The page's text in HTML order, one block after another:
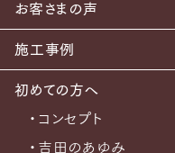
お客さまの声
施工事例
初めての方へ
・コンセプト
・吉田のあゆみ